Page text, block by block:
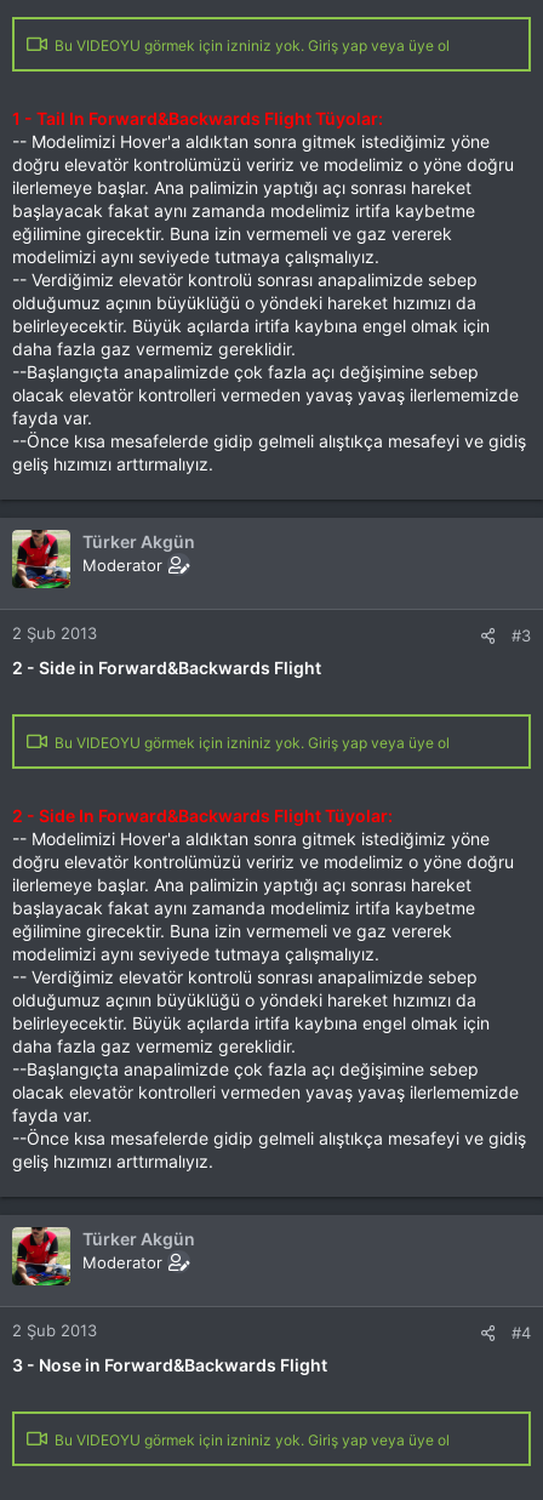
Bu VIDEOYU görmek için izniniz yok. Giriş yap veya üye ol
1 - Tail In Forward&Backwards Flight Tüyolar:
-- Modelimizi Hover'a aldıktan sonra gitmek istediğimiz yöne
doğru elevatör kontrolümüzü veririz ve modelimiz o yöne doğru
ilerlemeye başlar. Ana palimizin yaptığı açı sonrası hareket
başlayacak fakat aynı zamanda modelimiz irtifa kaybetme
eğilimine girecektir. Buna izin vermemeli ve gaz vererek
modelimizi aynı seviyede tutmaya çalışmalıyız.
-- Verdiğimiz elevatör kontrolü sonrası anapalimizde sebep
olduğumuz açının büyüklüğü o yöndeki hareket hızımızı da
belirleyecektir. Büyük açılarda irtifa kaybına engel olmak için
daha fazla gaz vermemiz gereklidir.
--Başlangıçta anapalimizde çok fazla açı değişimine sebep
olacak elevatör kontrolleri vermeden yavaş yavaş ilerlememizde
fayda var.
--Önce kısa mesafelerde gidip gelmeli alıştıkça mesafeyi ve gidiş
geliş hızımızı arttırmalıyız.
Türker Akgün
Moderator
2 Şub 2013 #3
2 - Side in Forward&Backwards Flight
Bu VIDEOYU görmek için izniniz yok. Giriş yap veya üye ol
2 - Side In Forward&Backwards Flight Tüyolar:
-- Modelimizi Hover'a aldıktan sonra gitmek istediğimiz yöne
doğru elevatör kontrolümüzü veririz ve modelimiz o yöne doğru
ilerlemeye başlar. Ana palimizin yaptığı açı sonrası hareket
başlayacak fakat aynı zamanda modelimiz irtifa kaybetme
eğilimine girecektir. Buna izin vermemeli ve gaz vererek
modelimizi aynı seviyede tutmaya çalışmalıyız.
-- Verdiğimiz elevatör kontrolü sonrası anapalimizde sebep
olduğumuz açının büyüklüğü o yöndeki hareket hızımızı da
belirleyecektir. Büyük açılarda irtifa kaybına engel olmak için
daha fazla gaz vermemiz gereklidir.
--Başlangıçta anapalimizde çok fazla açı değişimine sebep
olacak elevatör kontrolleri vermeden yavaş yavaş ilerlememizde
fayda var.
--Önce kısa mesafelerde gidip gelmeli alıştıkça mesafeyi ve gidiş
geliş hızımızı arttırmalıyız.
Türker Akgün
Moderator
2 Şub 2013 #4
3 - Nose in Forward&Backwards Flight
Bu VIDEOYU görmek için izniniz yok. Giriş yap veya üye ol